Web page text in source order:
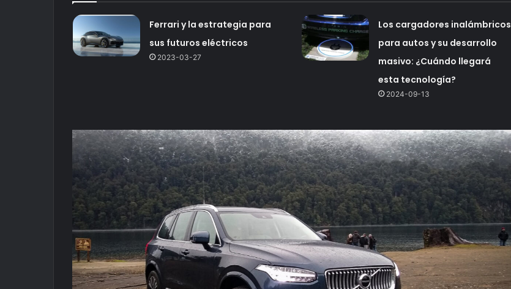
Ferrari y la estrategia para
sus futuros eléctricos
2023-03-27
Los cargadores inalámbricos
para autos y su desarrollo
masivo: ¿Cuándo llegará
esta tecnología?
2024-09-13